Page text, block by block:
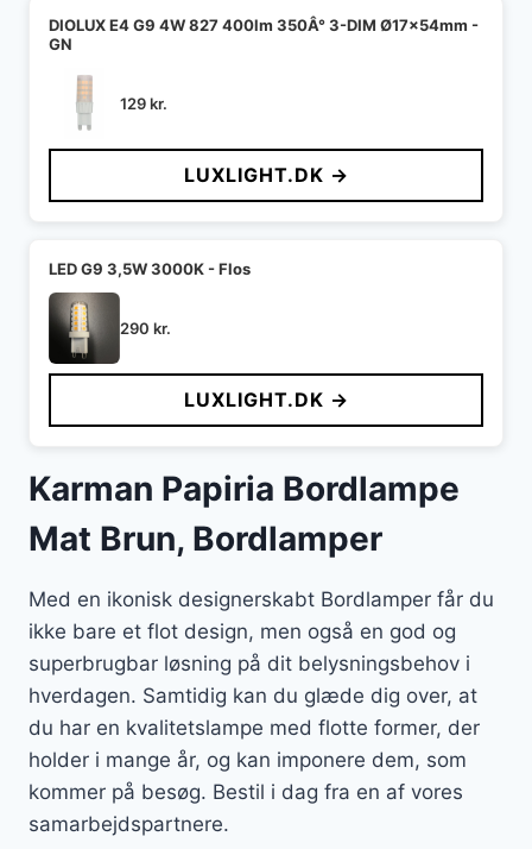
DIOLUX E4 G9 4W 827 400lm 350Â° 3-DIM Ø17x54mm -
GN
129kr.
LUXLIGHT.DK →
LED G9 3,5W 3000K - Flos
290 kr.
LUXLIGHT.DK →
Karman Papiria Bordlampe
Mat Brun, Bordlamper
Med en ikonisk designerskabt Bordlamper får du
ikke bare et flot design, men også en god og
superbrugbar løsning på dit belysningsbehov i
hverdagen. Samtidig kan du glæde dig over, at
du har en kvalitetslampe med flotte former, der
holder i mange år, og kan imponere dem, som
kommer på besøg. Bestil i dag fra en af vores
samarbejdspartnere.